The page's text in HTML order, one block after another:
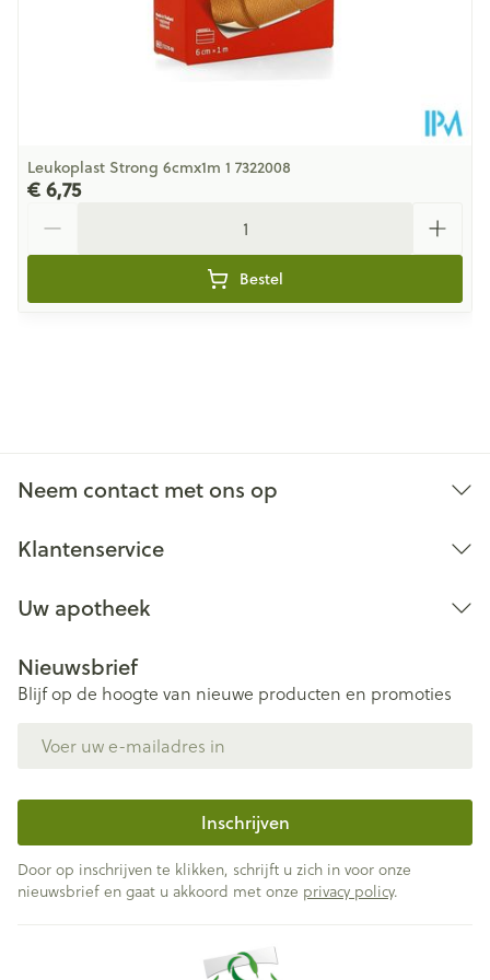
Leukoplast Strong 6cmx1m 1 7322008
€ 6,75
Bestel
Neem contact met ons op
Klantenservice
Uw apotheek
Nieuwsbrief
Blijf op de hoogte van nieuwe producten en promoties
Inschrijven
Door op inschrijven te klikken, schrijft u zich in voor onze
nieuwsbrief en gaat u akkoord met onze privacy policy.